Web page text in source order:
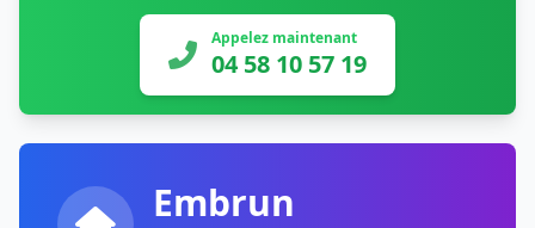
Appelez maintenant
04 58 10 57 19
Embrun